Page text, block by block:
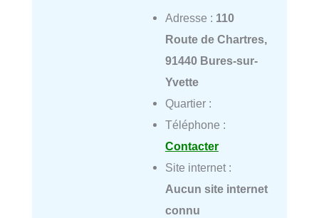
Adresse : 110
Route de Chartres,
91440 Bures-sur-
Yvette
Quartier :
Téléphone :
Contacter
Site internet :
Aucun site internet
connu